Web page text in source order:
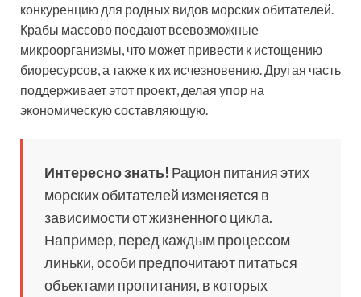
конкуренцию для родных видов морских обитателей.
Крабы массово поедают всевозможные
микроорганизмы, что может привести к истощению
биоресурсов, а также к их исчезновению. Другая часть
поддерживает этот проект, делая упор на
экономическую составляющую.
Интересно знать! Рацион питания этих
морских обитателей изменяется в
зависимости от жизненного цикла.
Например, перед каждым процессом
линьки, особи предпочитают питаться
объектами пропитания, в которых